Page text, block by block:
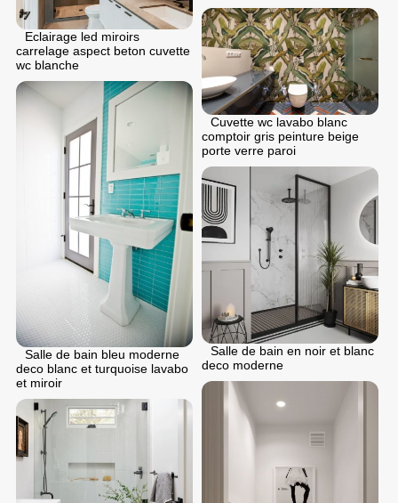
Eclairage led miroirs
carrelage aspect beton cuvette
wc blanche
Cuvette wc lavabo blanc
comptoir gris peinture beige
porte verre paroi
Salle de bain bleu moderne
deco blanc et turquoise lavabo
et miroir
Salle de bain en noir et blanc
deco moderne